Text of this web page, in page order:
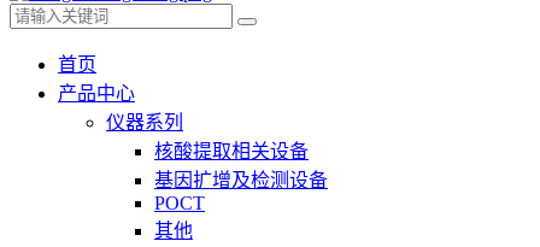
首页
产品中心
仪器系列
核酸提取相关设备
基因扩增及检测设备
POCT
其他